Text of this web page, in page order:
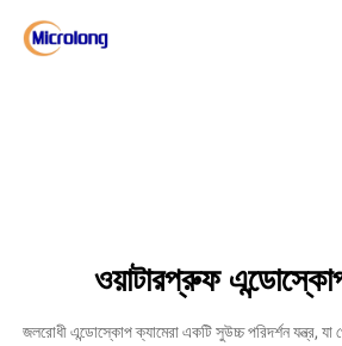
ওয়াটারপ্রুফ
জলরোধী এন্ডোস্কোপ ক্যামেরা একটি সুউচ্চ পরিদর্শন যন্ত্র,